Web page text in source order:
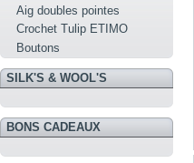
Aig doubles pointes
Crochet Tulip ETIMO
Boutons
SILK'S & WOOL'S
BONS CADEAUX